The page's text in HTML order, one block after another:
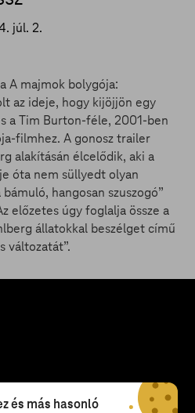
júl. 2.
A majmok bolygója:
az ideje, hogy kijöjjön egy
a Tim Burton-féle, 2001-ben
filmhez. A gonosz trailer
alakításán élcelődik, aki a
óta nem süllyedt olyan
hangosan szuszogó”
előzetes úgy foglalja össze a
állatokkal beszélget című
változatát”.
és más hasonló